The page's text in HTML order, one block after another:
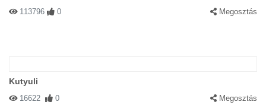
113796 0 Megosztás
Kutyuli
16622 0 Megosztás